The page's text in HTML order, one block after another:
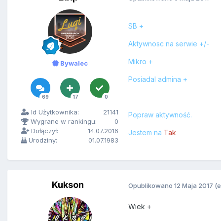
Bywalec
69 17 0
Id Użytkownika:
21141
Wygrane w rankingu:
0
Dołączył:
14.07.2016
Urodziny:
01.07.1983
SB +
Aktywnosc na serwie +/-
Mikro +
Posiadal admina +
Popraw aktywność.
Jestem na Tak
Kukson Opublikowano 12 Maja 2017
Wiek +